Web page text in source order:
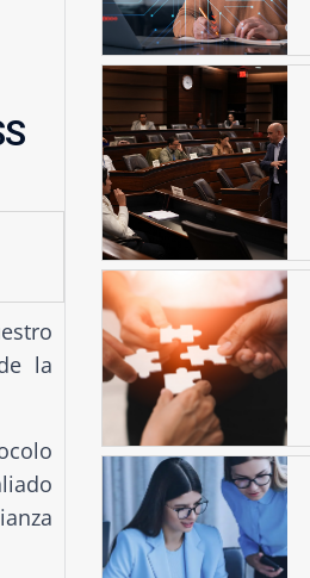
la